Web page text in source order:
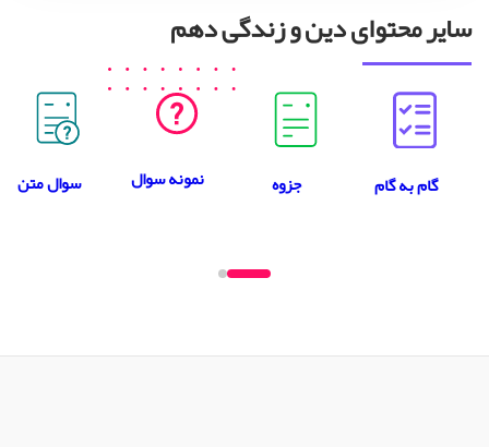
سایر محتوای دین و زندگی دهم
گام به گام جزوه نمونه سوال سوال متن